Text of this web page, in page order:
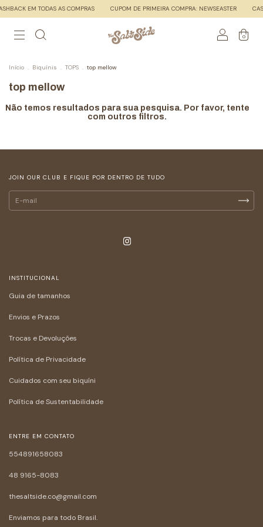
EM TODAS AS COMPRAS CUPOM DE PRIMEIRA COMPRA: NEWSEASTER
0
Início . Biquínis . TOPS . top mellow
top mellow
Não temos resultados para sua pesquisa. Por favor, tente
com outros filtros.
JOIN OUR CLUB E FIQUE POR DENTRO DE TUDO
INSTITUCIONAL
Guia de tamanhos
Envios e Prazos
Trocas e Devoluções
Política de Privacidade
Cuidados com seu biquíni
Política de Sustentabilidade
ENTRE EM CONTATO
554891658083
48 9165-8083
thesaltside.co@gmail.com
Enviamos para todo Brasil.